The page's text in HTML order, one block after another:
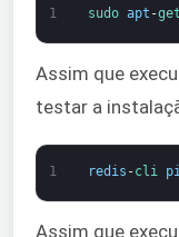
1 sudo apt -
Assim que
testar a
1 redis -cli
Assim que